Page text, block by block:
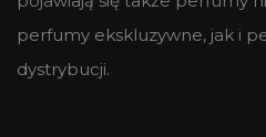
perfumy ekskluzywne, jak i
dystrybucji.